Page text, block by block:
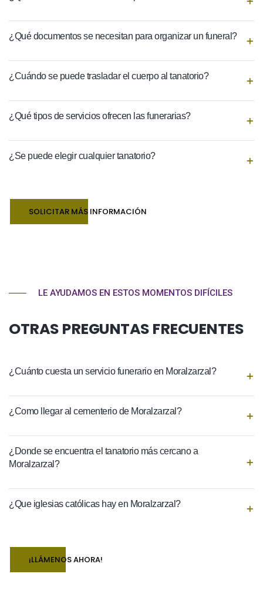
¿Qué documentos se necesitan para organizar un funeral?
¿Cuándo se puede trasladar el cuerpo al tanatorio?
¿Qué tipos de servicios ofrecen las funerarias?
¿Se puede elegir cualquier tanatorio?
SOLICITAR MÁS INFORMACIÓN
LE AYUDAMOS EN ESTOS MOMENTOS DIFÍCILES
OTRAS PREGUNTAS FRECUENTES
¿Cuánto cuesta un servicio funerario en Moralzarzal?
¿Como llegar al cementerio de Moralzarzal?
¿Donde se encuentra el tanatorio más cercano a
Moralzarzal?
¿Que iglesias católicas hay en Moralzarzal?
¡LLÁMENOS AHORA!